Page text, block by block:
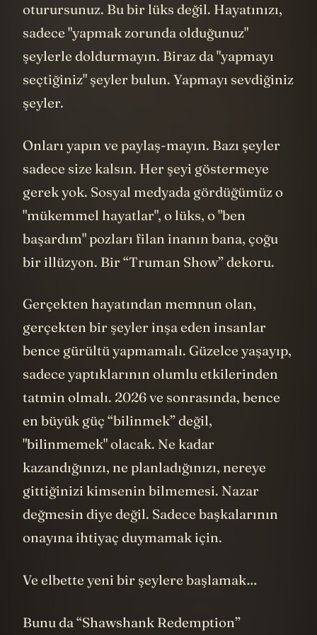
oturursunuz. Bu bir lüks değil. Hayatınızı,
sadece "yapmak zorunda olduğunuz"
şeylerle doldurmayın. Biraz da "yapmayı
seçtiğiniz" şeyler bulun. Yapmayı sevdiğiniz
şeyler.
Onları yapın ve paylaş-mayın. Bazı şeyler
sadece size kalsın. Her şeyi göstermeye
gerek yok. Sosyal medyada gördüğümüz o
"mükemmel hayatlar", o lüks, o "ben
başardım" pozları filan inanın bana, çoğu
bir illüzyon. Bir “Truman Show” dekoru.
Gerçekten hayatından memnun olan,
gerçekten bir şeyler inşa eden insanlar
bence gürültü yapmamalı. Güzelce yaşayıp,
sadece yaptıklarının olumlu etkilerinden
tatmin olmalı. 2026 ve sonrasında, bence
en büyük güç “bilinmek” değil,
"bilinmemek" olacak. Ne kadar
kazandığınızı, ne planladığınızı, nereye
gittiğinizi kimsenin bilmemesi. Nazar
değmesin diye değil. Sadece başkalarının
onayına ihtiyaç duymamak için.
Ve elbette yeni bir şeylere başlamak…
Bunu da “Shawshank Redemption”